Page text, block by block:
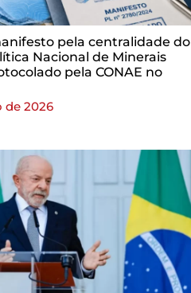
pela centralidade do
Nacional de Minerais
pela CONAE no
de 2026